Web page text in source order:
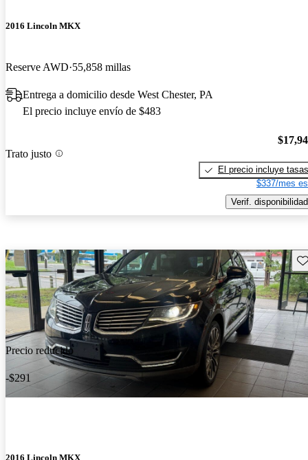
2016 Lincoln MKX
Reserve AWD 55,858 millas
Entrega a domicilio desde West Chester, PA
El precio incluye envío de $483
Trato justo
El precio incluye tasas
$337/mes
Verif. disponibilidad
Precio reducido
-$291
2016 Lincoln MKX